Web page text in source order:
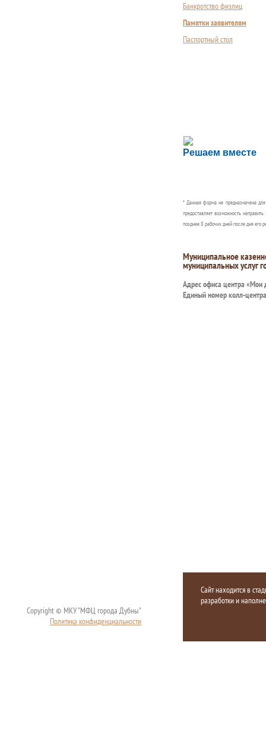
Банкротство физлиц
Памятки заявителям
Паспортный стол
Решаем вместе
Сложности с
Сообщите об этом
* Данная форма не предназначена
предоставляет возможность
позднее 8 рабочих дней после дня его
Муниципальное
муниципальных услуг
Адрес офиса центра «Мои
Единый номер колл-
Copyright © МКУ "МФЦ города Дубны"
Политика конфиденциальности
Сайт находится в
разработки и